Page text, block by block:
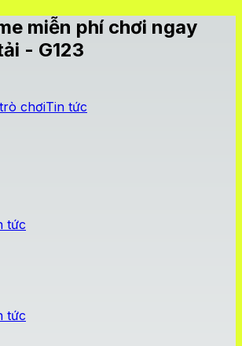
miễn phí chơi ngay
- G123
chơiTin tức
tức
tức